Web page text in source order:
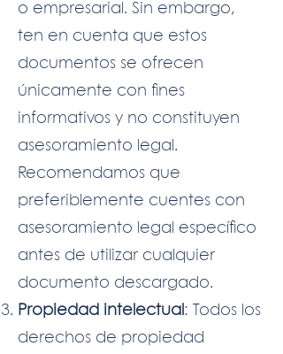
o empresarial. Sin embargo,
ten en cuenta que estos
documentos se ofrecen
únicamente con fines
informativos y no constituyen
asesoramiento legal.
Recomendamos que
preferiblemente cuentes con
asesoramiento legal específico
antes de utilizar cualquier
documento descargado.
Propiedad intelectual : Todos los
derechos de propiedad